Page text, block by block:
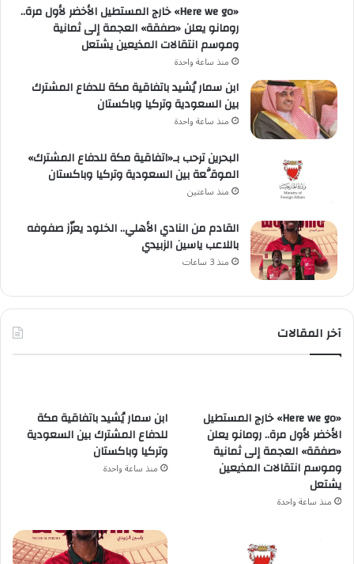
«Here we go» خارج المستطيل الأخضر لأول مرة..
رومانو يعلن «صفقة» العجمة إلى ثمانية
وموسم انتقالات المذيعين يشتعل
منذ ساعة واحدة
ابن سمار يُشيد باتفاقية مكة للدفاع المشترك
بين السعودية وتركيا وباكستان
منذ ساعة واحدة
البحرين ترحب بـ«اتفاقية مكة للدفاع المشترك»
الموقَّعة بين السعودية وتركيا وباكستان
منذ ساعتين
القادم من النادي الأهلي.. الخلود يعزّز صفوفه
باللاعب ياسين الزبيدي
منذ 3 ساعات
آخر المقالات
«Here we go» خارج المستطيل
الأخضر لأول مرة.. رومانو يعلن
«صفقة» العجمة إلى ثمانية
وموسم انتقالات المذيعين
يشتعل
منذ ساعة واحدة
ابن سمار يُشيد باتفاقية مكة
للدفاع المشترك بين السعودية
وتركيا وباكستان
منذ ساعة واحدة